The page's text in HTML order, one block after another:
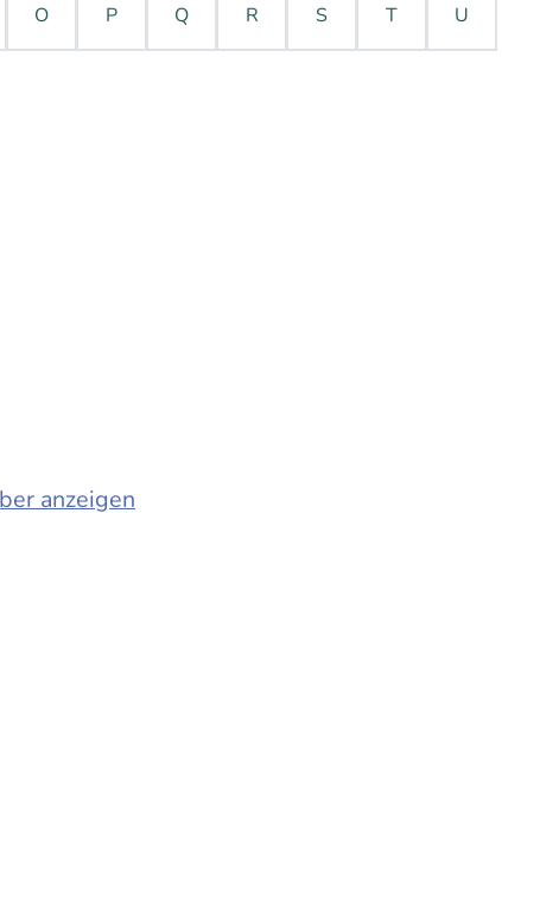
O P Q R S T U
anzeigen